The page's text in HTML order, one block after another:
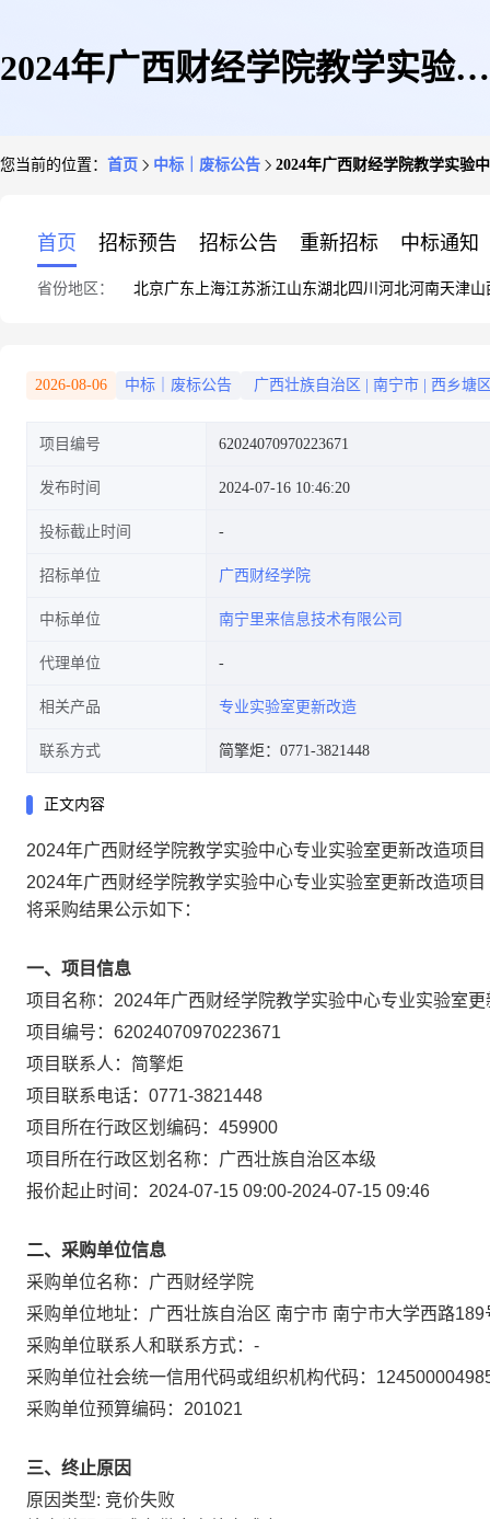
2024年广西财经学院教学实验中
您当前的位置： 首页 中标｜废标公告 2024年广西财经学院教学实验
首页 招标预告 招标公告 重新招标 中标通知
省份地区： 北京广东 上海江苏浙江山东湖北四川 河北河南天津山
2026-08-06 中标｜废标公告 广西壮族自治区 南宁市 西乡塘
项目编号 62024070970223671
发布时间 2024-07-16 10:46:20
投标截止时间
招标单位 广西财经学院
中标单位 南宁里来信息技术有限公司
代理单位
相关产品 专业实验室更新改造
联系方式 简擎炬：0771-3821448
正文内容
2024年广西财经学院教学实验中心专业实验室更新改造项
2024年广西财经学院教学实验中心专业实验室更新改造项目
将采购结果公示如下：
一、项目信息
项目名称： 2024年广西财经学院教学实验中心专业实验室
项目编号： 62024070970223671
项目联系人： 简擎炬
项目联系电话： 0771-3821448
项目所在行政区划编码： 459900
项目所在行政区划名称： 广西壮族自治区本级
报价起止时间： 2024-07-15 09:00-2024-07-15 09:46
二、采购单位信息
采购单位名称： 广西财经学院
采购单位地址： 广西壮族自治区 南宁市 南宁市大学西路
采购单位联系人和联系方式： -
采购单位社会统一信用代码或组织机构代码：
采购单位预算编码： 201021
三、终止原因
原因类型: 竞价失败